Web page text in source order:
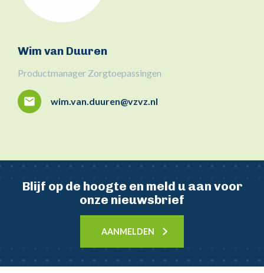
Wim van Duuren
Productmanager Zorgtoepassingen
wim.van.duuren@vzvz.nl
Blijf op de hoogte en meld u aan voor
onze nieuwsbrief
AANMELDEN